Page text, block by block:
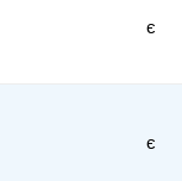
є
є